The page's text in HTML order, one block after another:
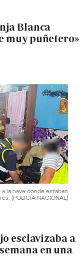
Blanca
muy puñetero»
la nave donde estaban
(POLICÍA NACIONAL)
esclavizaba a
en una